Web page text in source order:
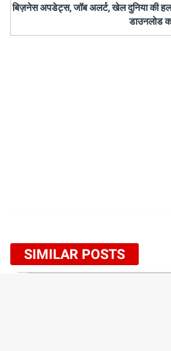
बिज़नेस अपडेट्स, जॉब अलर्ट, खेल दुनिया की
डाउनलोड
SIMILAR POSTS